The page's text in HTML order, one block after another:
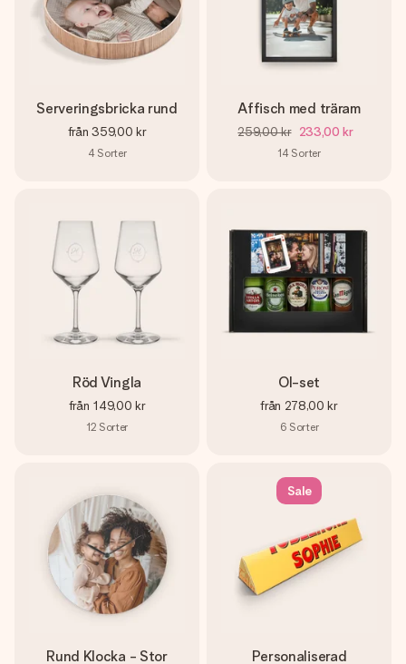
Serveringsbricka rund
från 359,00 kr
4 Sorter
Affisch med träram
259,00 kr 233,00 kr
14 Sorter
Röd Vingla
från 149,00 kr
12 Sorter
Ol-set
från 278,00 kr
6 Sorter
Rund Klocka - Stor
Sale
Personaliserad